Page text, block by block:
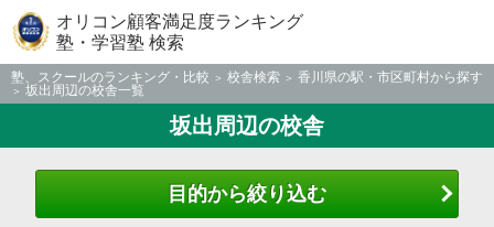
オリコン顧客満足度ランキング
塾・学習塾 検索
塾、スクールのランキング・比較 校舎検索
香川県の駅・市区町村から探す
坂出周辺の校舎一覧
坂出周辺の校舎
目的から絞り込む